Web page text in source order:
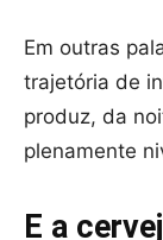
Em outras
trajetória de
produz, da
plenamente
E a